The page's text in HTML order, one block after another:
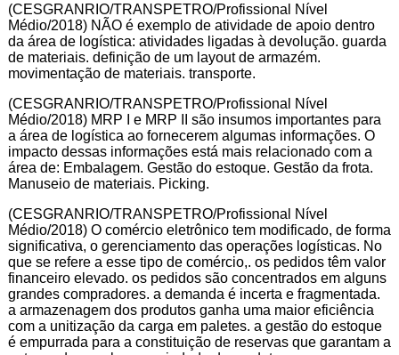
(CESGRANRIO/TRANSPETRO/Profissional Nível
Médio/2018) NÃO é exemplo de atividade de apoio dentro
da área de logística: atividades ligadas à devolução. guarda
de materiais. definição de um layout de armazém.
movimentação de materiais. transporte.
(CESGRANRIO/TRANSPETRO/Profissional Nível
Médio/2018) MRP I e MRP II são insumos importantes para
a área de logística ao fornecerem algumas informações. O
impacto dessas informações está mais relacionado com a
área de: Embalagem. Gestão do estoque. Gestão da frota.
Manuseio de materiais. Picking.
(CESGRANRIO/TRANSPETRO/Profissional Nível
Médio/2018) O comércio eletrônico tem modificado, de forma
significativa, o gerenciamento das operações logísticas. No
que se refere a esse tipo de comércio,. os pedidos têm valor
financeiro elevado. os pedidos são concentrados em alguns
grandes compradores. a demanda é incerta e fragmentada.
a armazenagem dos produtos ganha uma maior eficiência
com a unitização da carga em paletes. a gestão do estoque
é empurrada para a constituição de reservas que garantam a